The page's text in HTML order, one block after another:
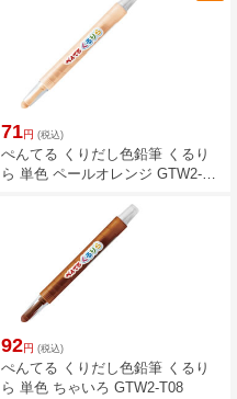
71円 (税込)
ぺんてる くりだし色鉛筆 くるり
ら 単色 ペールオレンジ GTW2-
92円 (税込)
ぺんてる くりだし色鉛筆 くるり
ら 単色 ちゃいろ GTW2-T08